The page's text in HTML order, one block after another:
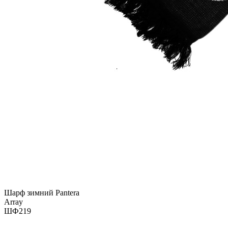
Шарф зимний Pantera
Array
ШФ219